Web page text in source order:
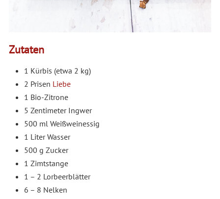
Zutaten
1 Kürbis (etwa 2 kg)
2 Prisen Liebe
1 Bio-Zitrone
5 Zentimeter Ingwer
500 ml Weißweinessig
1 Liter Wasser
500 g Zucker
1 Zimtstange
1 – 2 Lorbeerblätter
6 – 8 Nelken